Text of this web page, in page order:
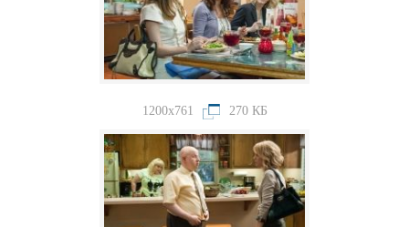
1200x761 270 КБ